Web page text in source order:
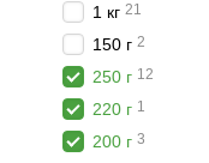
1 кг 21
150 г 2
250 г 12
220 г 1
200 г 3